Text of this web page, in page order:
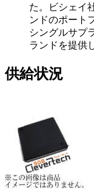
た。ビシェイ
ンドのポート
シングルサプ
ランドを提供
供給状況